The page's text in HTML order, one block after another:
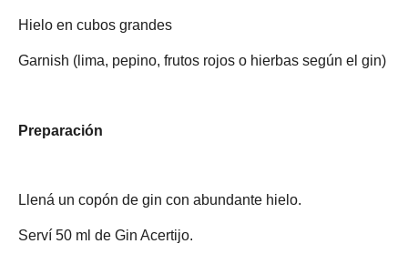
Hielo en cubos grandes
Garnish (lima, pepino, frutos rojos o hierbas según el gin)
Preparación
Llená un copón de gin con abundante hielo.
Serví 50 ml de Gin Acertijo.